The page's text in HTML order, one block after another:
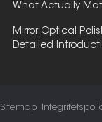
What Actually
Mirror Optical
Detailed
Sitemap